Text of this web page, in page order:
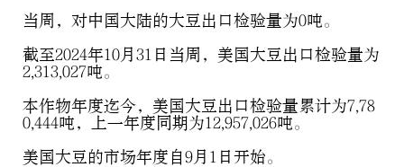
当周，对中国大陆的大豆出口检验量为0吨。
截至2024年10月31日当周，美国大豆出口检验量为
2,313,027吨。
本作物年度迄今，美国大豆出口检验量累计为7,78
0,444吨，上一年度同期为12,957,026吨。
美国大豆的市场年度自9月1日开始。